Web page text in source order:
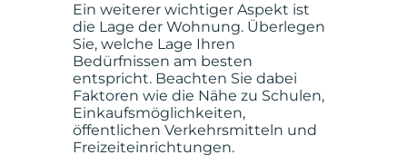
Ein weiterer wichtiger Aspekt ist
die Lage der Wohnung. Überlegen
Sie, welche Lage Ihren
Bedürfnissen am besten
entspricht. Beachten Sie dabei
Faktoren wie die Nähe zu Schulen,
Einkaufsmöglichkeiten,
öffentlichen Verkehrsmitteln und
Freizeiteinrichtungen.